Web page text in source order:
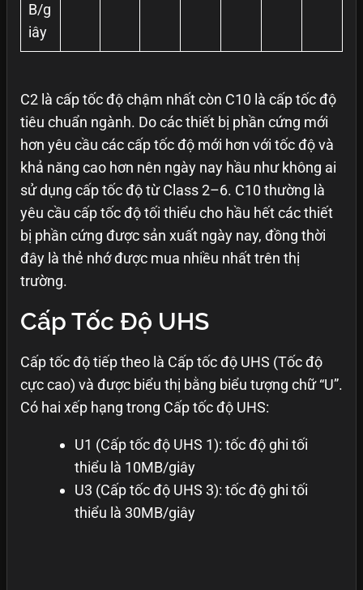
B/g
iây
C2 là cấp tốc độ chậm nhất còn C10 là cấp tốc độ
tiêu chuẩn ngành. Do các thiết bị phần cứng mới
hơn yêu cầu các cấp tốc độ mới hơn với tốc độ và
khả năng cao hơn nên ngày nay hầu như không ai
sử dụng cấp tốc độ từ Class 2–6. C10 thường là
yêu cầu cấp tốc độ tối thiểu cho hầu hết các thiết
bị phần cứng được sản xuất ngày nay, đồng thời
đây là thẻ nhớ được mua nhiều nhất trên thị
trường.
Cấp Tốc Độ UHS
Cấp tốc độ tiếp theo là Cấp tốc độ UHS (Tốc độ
cực cao) và được biểu thị bằng biểu tượng chữ “U”.
Có hai xếp hạng trong Cấp tốc độ UHS:
U1 (Cấp tốc độ UHS 1): tốc độ ghi tối
thiểu là 10MB/giây
U3 (Cấp tốc độ UHS 3): tốc độ ghi tối
thiểu là 30MB/giây